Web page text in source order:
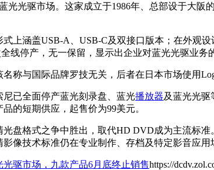
光光驱市场。这家成立于1986年、总部设于大
上涵盖USB-A、USB-C及双接口版本；在外观
线停产，无一保留，显示出企业对蓝光光驱业务
称与国际品牌罗技无关，后者在日本市场使用
已全面停产蓝光刻录盘、蓝光播放器及蓝光光
的短期供应，起售价为99美元。
盘格式之争中胜出，取代HD DVD成为主流标
像技术标准仍在专业制作、存档及特定影音应用
驱市场，九款产品6月底终止销售https://